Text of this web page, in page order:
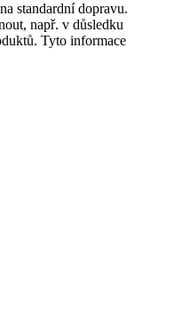
standardní dopravu.
např. v důsledku
Tyto informace